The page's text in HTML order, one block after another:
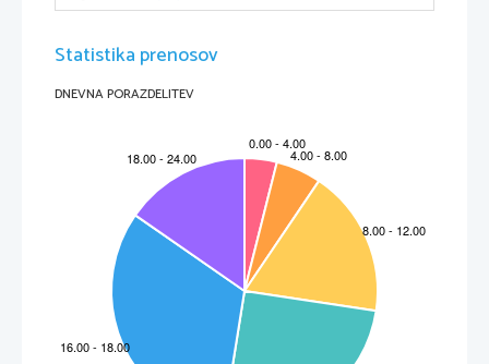
12. 14. julija praznujejo Francozi svoj državni praznik.
       /2t
a) Kateri dogodek je povezan s francoskim državnim praznikom?
b) Kateri družbeni red se je začel tedaj rušiti v Evropi?
Statistika prenosov
DNEVNA PORAZDELITEV